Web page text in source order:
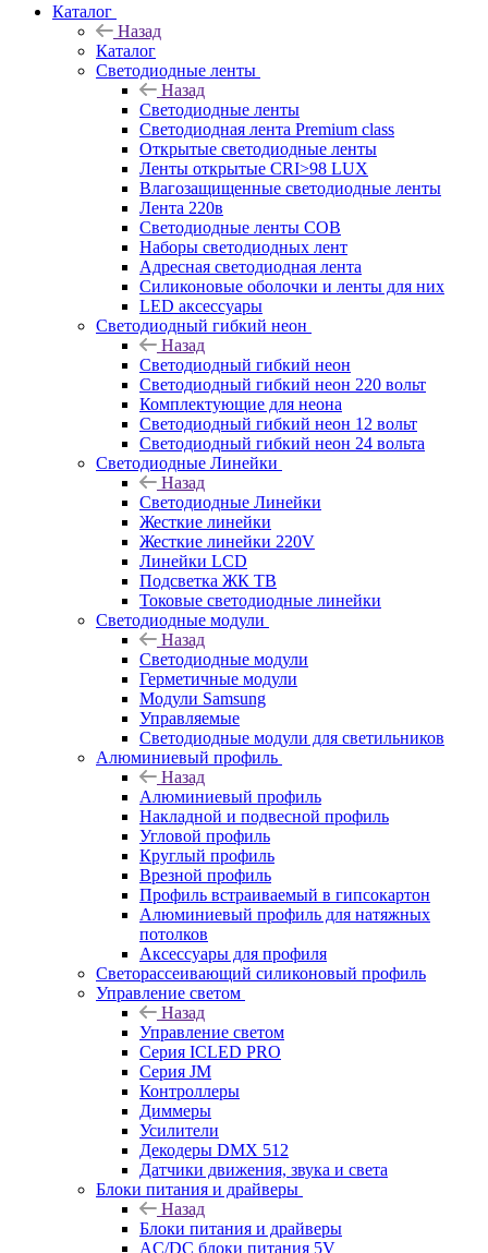
Каталог
Назад
Каталог
Светодиодные ленты
Назад
Светодиодные ленты
Светодиодная лента Premium class
Открытые светодиодные ленты
Ленты открытые CRI>98 LUX
Влагозащищенные светодиодные ленты
Лента 220в
Светодиодные ленты COB
Наборы светодиодных лент
Адресная светодиодная лента
Силиконовые оболочки и ленты для них
LED аксессуары
Светодиодный гибкий неон
Назад
Светодиодный гибкий неон
Светодиодный гибкий неон 220 вольт
Комплектующие для неона
Светодиодный гибкий неон 12 вольт
Светодиодный гибкий неон 24 вольта
Светодиодные Линейки
Назад
Светодиодные Линейки
Жесткие линейки
Жесткие линейки 220V
Линейки LCD
Подсветка ЖК ТВ
Токовые светодиодные линейки
Светодиодные модули
Назад
Светодиодные модули
Герметичные модули
Модули Samsung
Управляемые
Светодиодные модули для светильников
Алюминиевый профиль
Назад
Алюминиевый профиль
Накладной и подвесной профиль
Угловой профиль
Круглый профиль
Врезной профиль
Профиль встраиваемый в гипсокартон
Алюминиевый профиль для натяжных
потолков
Аксессуары для профиля
Светорассеивающий силиконовый профиль
Управление светом
Назад
Управление светом
Серия ICLED PRO
Серия JM
Контроллеры
Диммеры
Усилители
Декодеры DMX 512
Датчики движения, звука и света
Блоки питания и драйверы
Назад
Блоки питания и драйверы
AC/DC блоки питания 5V